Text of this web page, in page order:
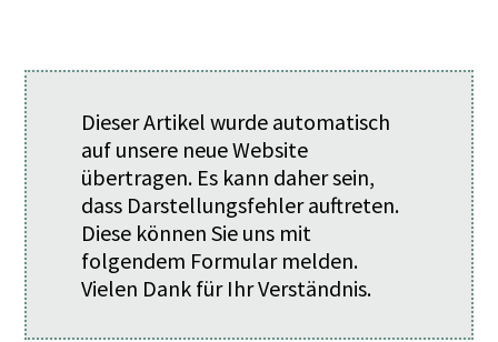
Dieser Artikel wurde automatisch
auf unsere neue Website
übertragen. Es kann daher sein,
dass Darstellungsfehler auftreten.
Diese können Sie uns mit
folgendem Formularmelden.
Vielen Dank für Ihr Verständnis.